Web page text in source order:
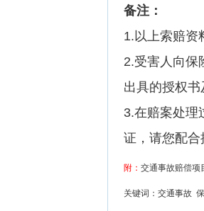
备注：
1.以上索赔资
2.受害人向保
出具的授权
3.在赔案处理
证，请您配合
附： 交通事故赔偿项
关键词：交通事故